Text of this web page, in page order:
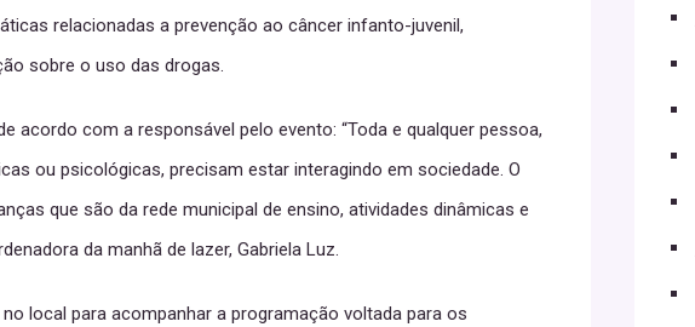
relacionadas a prevenção ao câncer infanto-juvenil,
sobre o uso das drogas.
acordo com a responsável pelo evento: “Toda e qualquer pessoa,
ou psicológicas, precisam estar interagindo em sociedade. O
que são da rede municipal de ensino, atividades dinâmicas e
da manhã de lazer, Gabriela Luz.
local para acompanhar a programação voltada para os